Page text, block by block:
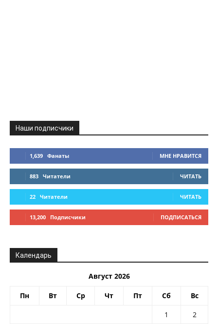
Наши подписчики
1,639 Фанаты МНЕ НРАВИТСЯ
883 Читатели ЧИТАТЬ
22 Читатели ЧИТАТЬ
13,200 Подписчики ПОДПИСАТЬСЯ
Календарь
Август 2026
Пн Вт Ср Чт Пт Сб Вс
1
2